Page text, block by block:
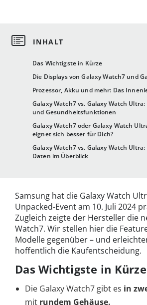
Das Wichtigste in Kürze
Die Displays von Galaxy Watch7 und
Prozessor, Akku und mehr: Das
Galaxy Watch7 vs. Galaxy Watch
und Gesundheitsfunktionen
Galaxy Watch7 oder Galaxy Watch
eignet sich besser für Dich?
Galaxy Watch7 vs. Galaxy Watch
Daten im Überblick
Samsung hat die Galaxy Watch
Unpacked-Event am 10. Juli 2024
Zugleich zeigte der Hersteller die
Watch7. Wir stellen hier die
Modelle gegenüber – und
hoffentlich die Kaufentscheidung.
Das Wichtigste in Kürze
Die Galaxy Watch7 gibt es in
mit rundem Gehäuse.